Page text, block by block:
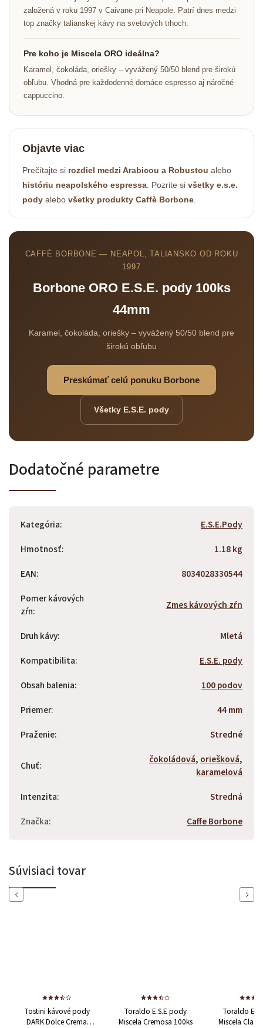
založená v roku 1997 v Caivane pri Neapole. Patrí dnes medzi
top značky talianskej kávy na svetových trhoch.
Pre koho je Miscela ORO ideálna?
Karamel, čokoláda, oriešky – vyvážený 50/50 blend pre širokú
obľubu. Vhodná pre každodenné domáce espresso aj náročné
cappuccino.
Objavte viac
Prečítajte si rozdiel medzi Arabicou a Robustou alebo
históriu neapolského espressa . Pozrite si všetky e.s.e.
pody alebo všetky produkty Caffè Borbone
CAFFÈ BORBONE — NEAPOL, TALIANSKO OD ROKU
1997
Borbone ORO E.S.E. pody 100ks
44mm
Karamel, čokoláda, oriešky – vyvážený 50/50 blend pre
širokú obľubu
Preskúmať celú ponuku Borbone
Všetky E.S.E. pody
Dodatočné parametre
Kategória:
E.S.E.Pody
Hmotnosť:
1.18 kg
EAN:
8034028330544
Pomer kávových
zŕn: Zmes kávových zŕn
Druh kávy:
Mletá
Kompatibilita:
E.S.E. pody
Obsah balenia:
100 podov
Priemer:
44 mm
Praženie: Stredné
Chuť: čokoládová, oriešková,
karamelová
Intenzita:
Stredná
Značka: Caffe Borbone
Súvisiaci tovar
Previous
kávové pody
Dolce Crema
Toraldo E.S.E pody
Miscela Cremosa 100ks
Toraldo E.S.E pody
Miscela Classica 100ks
Next
Powered by chaterimo